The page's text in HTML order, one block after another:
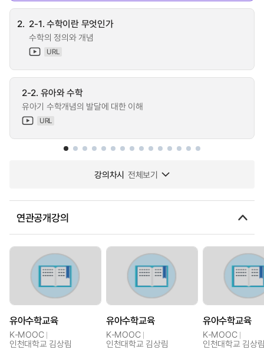
2. 2-1. 수학이란 무엇인가
수학의 정의와 개념
URL
2-2. 유아와 수학
유아기 수학개념의 발달에 대한 이해
URL
강의차시 전체보기
연관공개강의
유아수학교육
K-MOOC
인천대학교 김상림
유아수학교육
K-MOOC
인천대학교 김상림
유아수학교육
K-MOOC
인천대학교 김상